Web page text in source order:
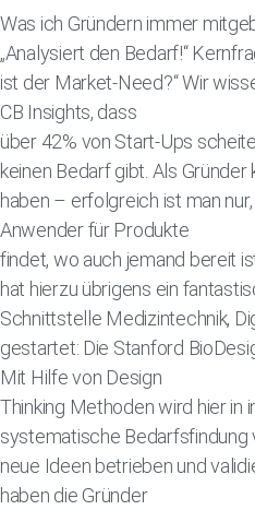
Was ich Gründern immer
„Analysiert den Bedarf!“
ist der Market-Need?“ Wir
CB Insights, dass
über 42% von Start-Ups
keinen Bedarf gibt. Als
haben – erfolgreich ist man
Anwender für Produkte
findet, wo auch jemand bereit
hat hierzu übrigens ein
Schnittstelle Medizintechnik,
gestartet: Die Stanford
Mit Hilfe von Design
Thinking Methoden wird hier in
systematische
neue Ideen betrieben und
haben die Gründer